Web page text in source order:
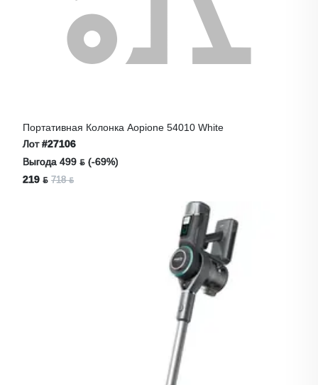
Портативная Колонка Aopione 54010 White
Лот#27106
Выгода 499 ƃ (-69%)
219 ƃ 718 ƃ